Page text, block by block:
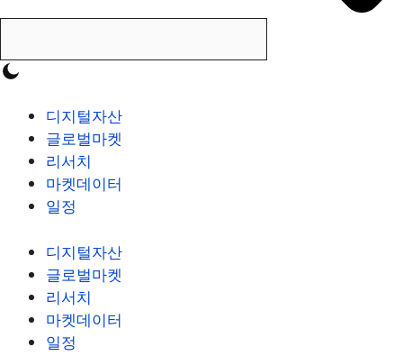
디지털자산
글로벌마켓
리서치
마켓데이터
일정
디지털자산
글로벌마켓
리서치
마켓데이터
일정